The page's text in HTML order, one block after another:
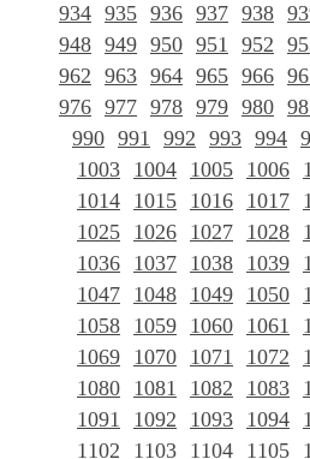
934 935 936 937 938
948 949 950 951 952
962 963 964 965 966
976 977 978 979 980
990 991 992 993 994
1003 1004 1005 1006
1014 1015 1016 1017
1025 1026 1027 1028
1036 1037 1038 1039
1047 1048 1049 1050
1058 1059 1060 1061
1069 1070 1071 1072
1080 1081 1082 1083
1091
1092 1093 1094
1102
1103 1104 1105